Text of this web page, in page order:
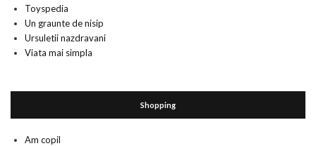
Toyspedia
Un graunte de nisip
Ursuletii nazdravani
Viata mai simpla
Shopping
Am copil